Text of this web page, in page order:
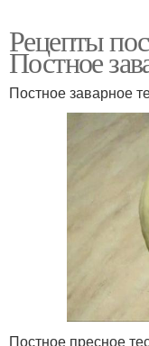
Рецепты
Постное
Постное заварное
Постное пресное